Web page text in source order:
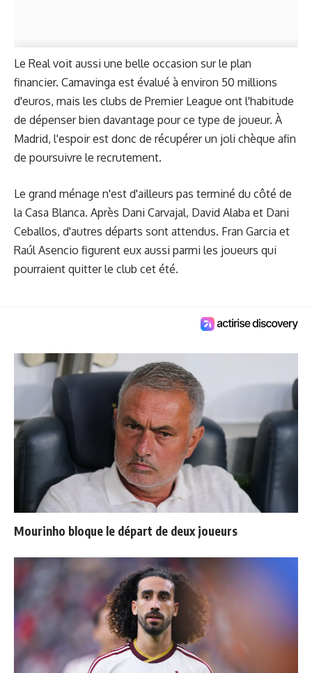
Le Real voit aussi une belle occasion sur le plan
financier. Camavinga est évalué à environ 50 millions
d'euros, mais les clubs de Premier League ont l'habitude
de dépenser bien davantage pour ce type de joueur. À
Madrid, l'espoir est donc de récupérer un joli chèque afin
de poursuivre le recrutement.
Le grand ménage n'est d'ailleurs pas terminé du côté de
la Casa Blanca. Après Dani Carvajal, David Alaba et Dani
Ceballos, d'autres départs sont attendus. Fran Garcia et
Raúl Asencio figurent eux aussi parmi les joueurs qui
pourraient quitter le club cet été.
Mourinho bloque le départ de deux joueurs